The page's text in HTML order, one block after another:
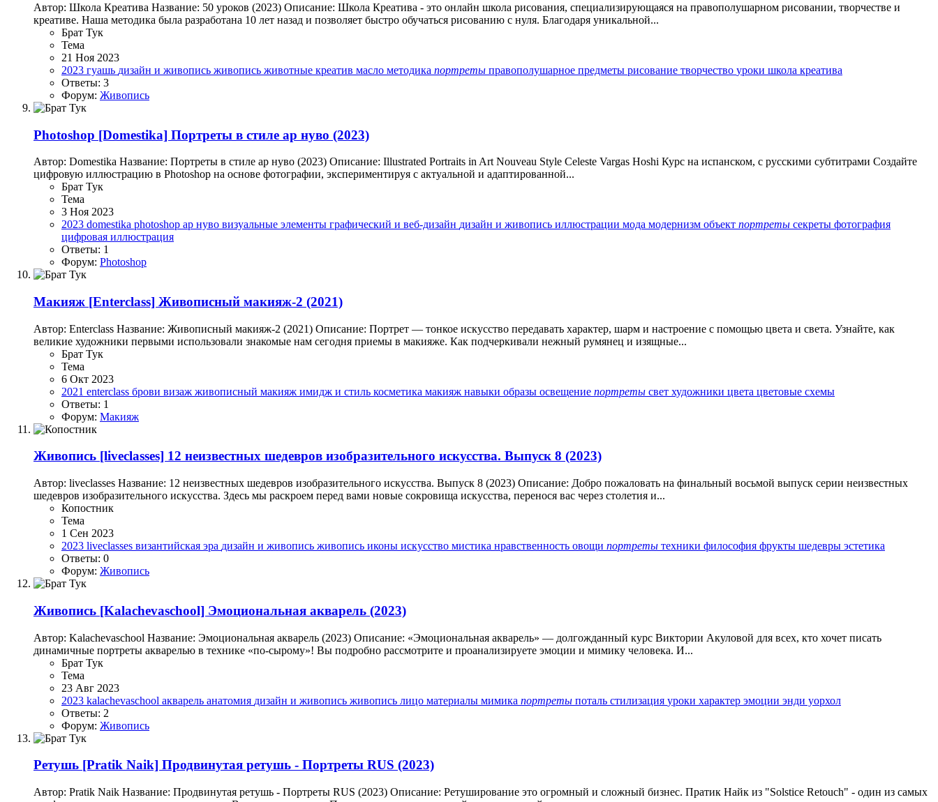
Автор: Школа Креатива Название: 50 уроков (2023) Описание: Школа Креатива - это онлайн школа рисования, специализирующаяся на правополушарном рисовании, творчестве и
креативе. Наша методика была разработана 10 лет назад и позволяет быстро обучаться рисованию с нуля. Благодаря уникальной...
Брат Тук
Тема
21 Ноя 2023
2023 гуашь дизайн и живопись живопись животные креатив масло методика портреты правополушарное предметы рисование творчество уроки школа креатива
Ответы: 3
Форум: Живопись
Photoshop [Domestika] Портреты в стиле ар нуво (2023)
Автор: Domestika Название: Портреты в стиле ар нуво (2023) Описание: Illustrated Portraits in Art Nouveau Style Celeste Vargas Hoshi Курс на испанском, с русскими субтитрами Создайте
цифровую иллюстрацию в Photoshop на основе фотографии, экспериментируя с актуальной и адаптированной...
Брат Тук
Тема
3 Ноя 2023
2023 domestika photoshop ар нуво визуальные элементы графический и веб-дизайн дизайн и живопись иллюстрации мода модернизм объект портреты секреты фотография
цифровая иллюстрация
Ответы: 1
Форум: Photoshop
Макияж [Enterclass] Живописный макияж-2 (2021)
Автор: Enterclass Название: Живописный макияж-2 (2021) Описание: Портрет — тонкое искусство передавать характер, шарм и настроение с помощью цвета и света. Узнайте, как
великие художники первыми использовали знакомые нам сегодня приемы в макияже. Как подчеркивали нежный румянец и изящные...
Брат Тук
Тема
6 Окт 2023
2021 enterclass брови визаж живописный макияж имидж и стиль косметика макияж навыки образы освещение портреты свет художники цвета цветовые схемы
Ответы: 1
Форум: Макияж
Живопись [liveclasses] 12 неизвестных шедевров изобразительного искусства. Выпуск 8 (2023)
Автор: liveclasses Название: 12 неизвестных шедевров изобразительного искусства. Выпуск 8 (2023) Описание: Добро пожаловать на финальный восьмой выпуск серии неизвестных
шедевров изобразительного искусства. Здесь мы раскроем перед вами новые сокровища искусства, перенося вас через столетия и...
Копостник
Тема
1 Сен 2023
2023 liveclasses византийская эра дизайн и живопись живопись иконы искусство мистика нравственность овощи портреты техники философия фрукты шедевры эстетика
Ответы: 0
Форум: Живопись
Живопись [Kalachevaschool] Эмоциональная акварель (2023)
Автор: Kalachevaschool Название: Эмоциональная акварель (2023) Описание: «Эмоциональная акварель» — долгожданный курс Виктории Акуловой для всех, кто хочет писать
динамичные портреты акварелью в технике «по-сырому»! Вы подробно рассмотрите и проанализируете эмоции и мимику человека. И...
Брат Тук
Тема
23 Авг 2023
2023 kalachevaschool акварель анатомия дизайн и живопись живопись лицо материалы мимика портреты поталь стилизация уроки характер эмоции энди уорхол
Ответы: 2
Форум: Живопись
Ретушь [Pratik Naik] Продвинутая ретушь - Портреты RUS (2023)
Автор: Pratik Naik Название: Продвинутая ретушь - Портреты RUS (2023) Описание: Ретуширование это огромный и сложный бизнес. Пратик Найк из "Solstice Retouch" - один из самых